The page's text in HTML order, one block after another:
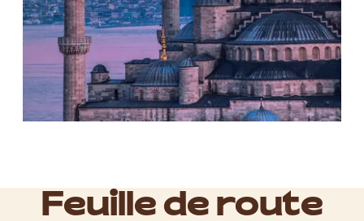
Feuille de route